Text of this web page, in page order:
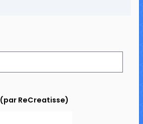
(par ReCreatisse)